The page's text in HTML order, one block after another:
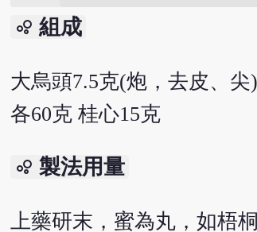
bubble_chart 組成
大烏頭7.5克(炮，去皮、
各60克 桂心15克
bubble_chart 製法用量
上藥研末，蜜為丸，如梧